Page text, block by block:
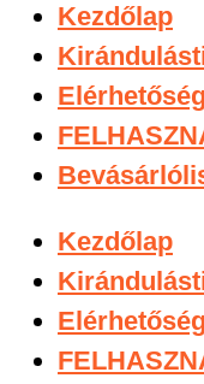
Kezdőlap
Kezdőlap